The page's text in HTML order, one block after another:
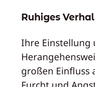
Ruhiges
Ihre Einstellung
großen Einfluss